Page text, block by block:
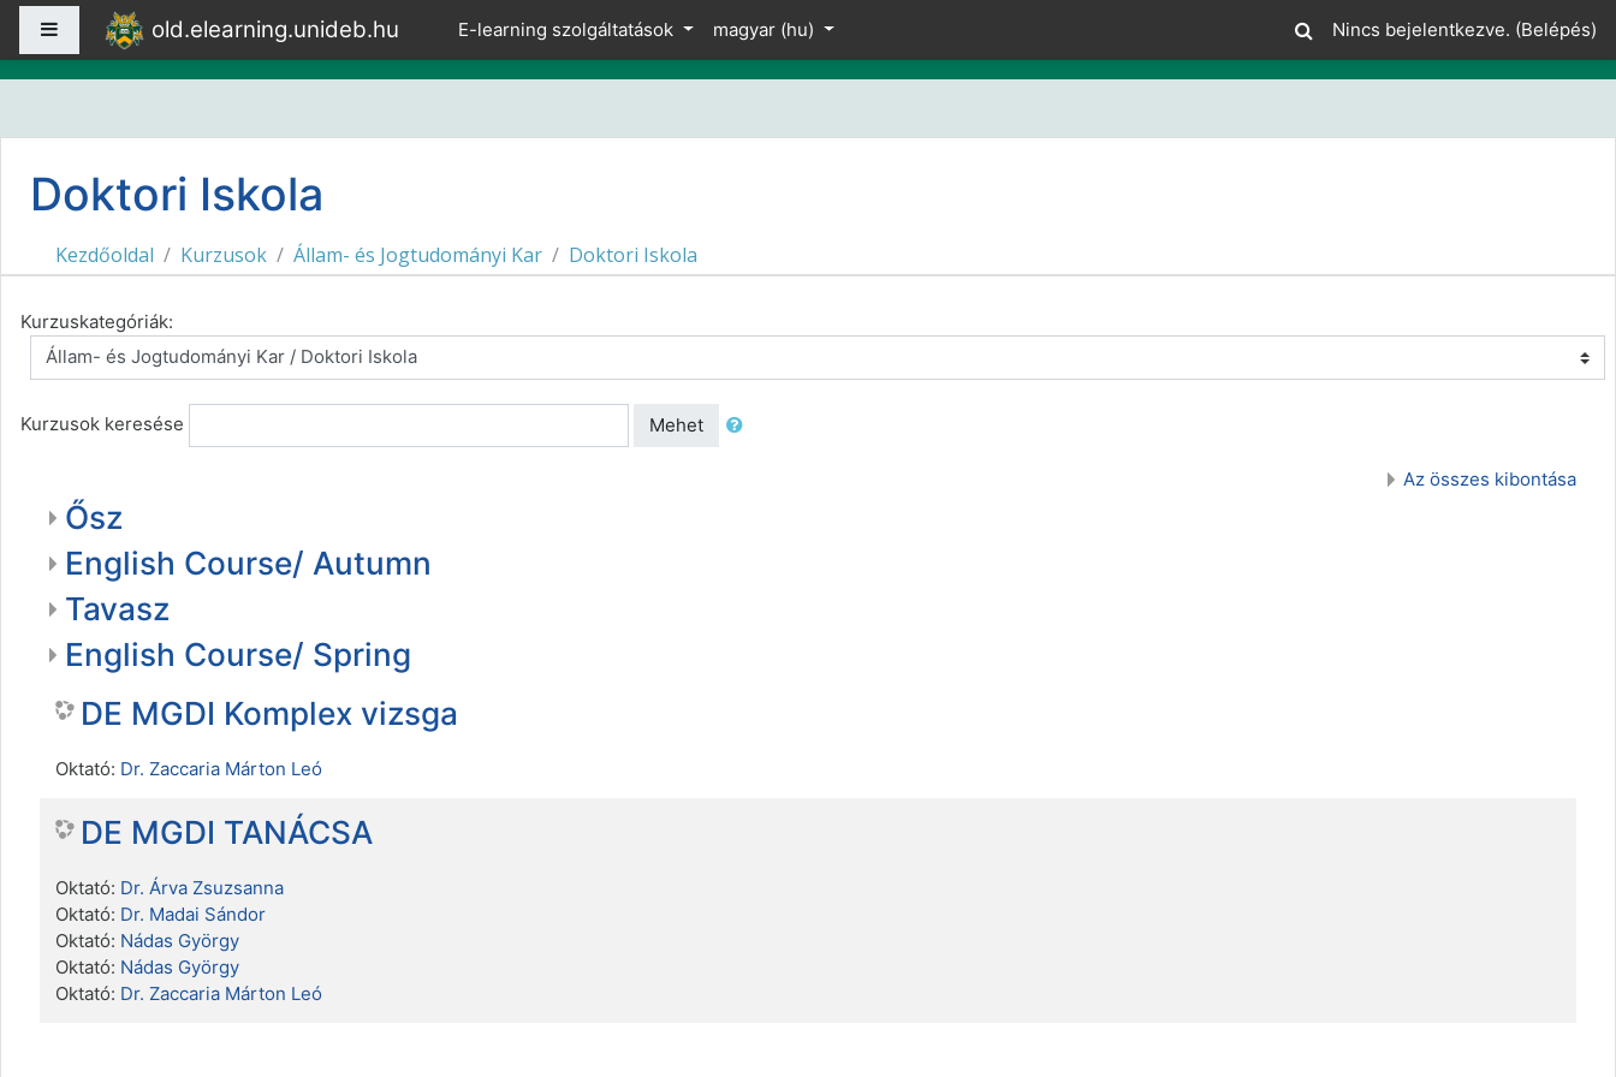
Tovább a fő tartalomhoz
Oldalpanel old.elearning.unideb.hu E-learning szolgáltatások magyar ‎(hu)‎ Nincs bejelentkezve. (Belépés)
Doktori Iskola
Kezdőoldal Kurzusok Állam- és Jogtudományi Kar Doktori Iskola
Kurzuskategóriák:
Kurzusok keresése Mehet
Az összes kibontása
Ősz
English Course/ Autumn
Tavasz
English Course/ Spring
DE MGDI Komplex vizsga
Oktató: Dr. Zaccaria Márton Leó
DE MGDI TANÁCSA
Oktató: Dr. Árva Zsuzsanna
Oktató: Dr. Madai Sándor
Oktató: Nádas György
Oktató: Nádas György
Oktató: Dr. Zaccaria Márton Leó